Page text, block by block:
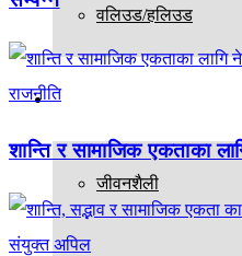
वलिउड/हलिउड
अन्य
जीवनशैली
राजनीति
शान्ति र सामाजिक एकताका